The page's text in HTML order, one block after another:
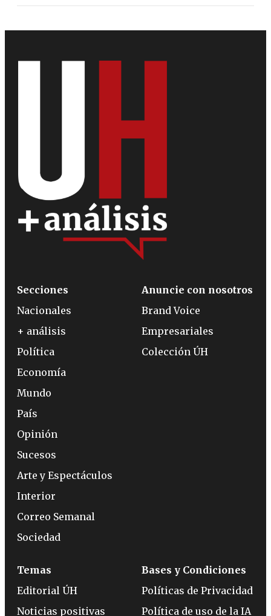
Secciones
Nacionales
+ análisis
Política
Economía
Mundo
País
Opinión
Sucesos
Arte y Espectáculos
Interior
Correo Semanal
Sociedad
Anuncie con nosotros
Brand Voice
Empresariales
Colección ÚH
Temas
Editorial ÚH
Noticias positivas
Bases y Condiciones
Políticas de Privacidad
Política de uso de la IA